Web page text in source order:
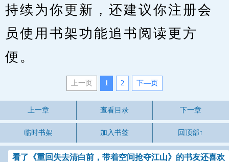
持续为你更新，还建议你注册会
员使用书架功能追书阅读更方
便。
上一页 1 2 下—页
上一章 查看目录 下一章
临时书架 加入书签 回顶部↑
看了《重回失去清白前，带着空间抢夺江山》的书友还喜欢